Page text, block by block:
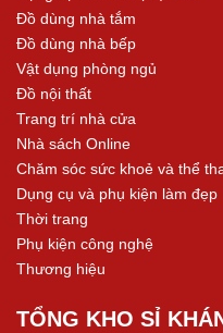
Đồ dùng nhà tắm
Đồ dùng nhà bếp
Vật dụng phòng ngủ
Đồ nội thất
Trang trí nhà cửa
Nhà sách Online
Chăm sóc sức khoẻ và thể
Dụng cụ và phụ kiện làm đẹp
Thời trang
Phụ kiện công nghệ
Thương hiệu
TỔNG KHO SỈ